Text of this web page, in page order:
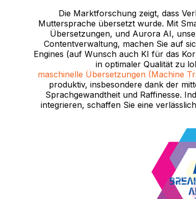
Die Marktforschung zeigt, dass
Muttersprache übersetzt wurde. Mit
Übersetzungen, und Aurora AI,
Contentverwaltung, machen Sie auf
Engines (auf Wunsch auch KI für das
in optimaler Qualität zu
maschinelle Übersetzungen (Machine
produktiv, insbesondere dank der
Sprachgewandtheit und Raffinesse.
integrieren, schaffen Sie eine